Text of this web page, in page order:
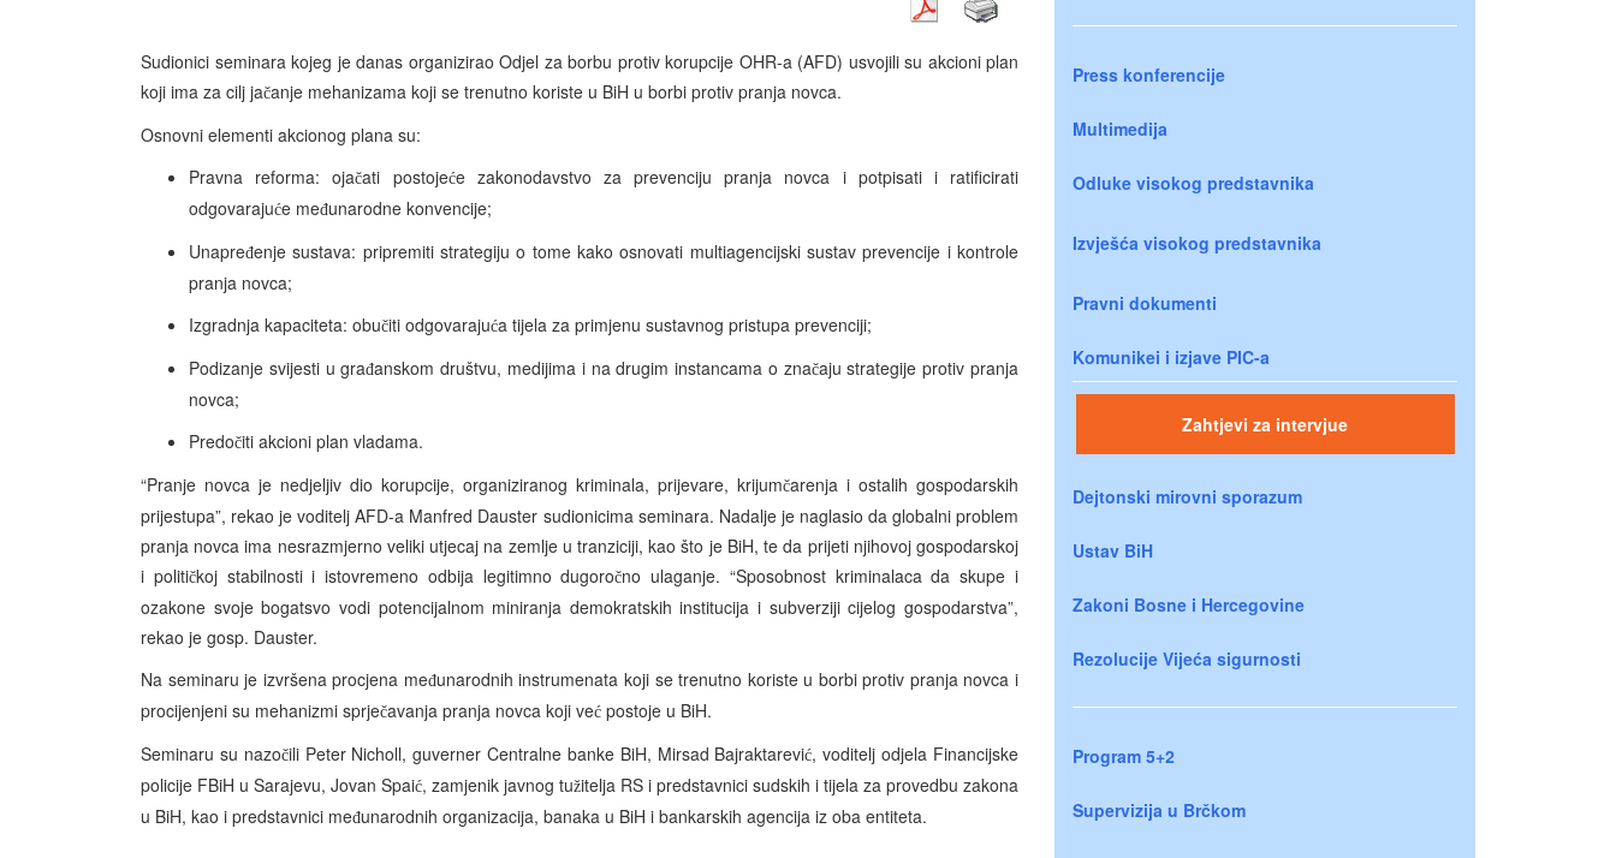
Sudionici seminara kojeg je danas organizirao Odjel za borbu protiv korupcije OHR-a (AFD) usvojili su akcioni plan
koji ima za cilj jačanje mehanizama koji se trenutno koriste u BiH u borbi protiv pranja novca.
Osnovni elementi akcionog plana su:
Pravna reforma: ojačati postojeće zakonodavstvo za prevenciju pranja novca i potpisati i ratificirati
odgovarajuće međunarodne konvencije;
Unapređenje sustava: pripremiti strategiju o tome kako osnovati multiagencijski sustav prevencije i kontrole
pranja novca;
Izgradnja kapaciteta: obučiti odgovarajuća tijela za primjenu sustavnog pristupa prevenciji;
Podizanje svijesti u građanskom društvu, medijima i na drugim instancama o značaju strategije protiv pranja
novca;
Predočiti akcioni plan vladama.
“Pranje novca je nedjeljiv dio korupcije, organiziranog kriminala, prijevare, krijumčarenja i ostalih gospodarskih
prijestupa”, rekao je voditelj AFD-a Manfred Dauster sudionicima seminara. Nadalje je naglasio da globalni problem
pranja novca ima nesrazmjerno veliki utjecaj na zemlje u tranziciji, kao što je BiH, te da prijeti njihovoj gospodarskoj
i političkoj stabilnosti i istovremeno odbija legitimno dugoročno ulaganje. “Sposobnost kriminalaca da skupe i
ozakone svoje bogatsvo vodi potencijalnom miniranja demokratskih institucija i subverziji cijelog gospodarstva”,
rekao je gosp. Dauster.
Na seminaru je izvršena procjena međunarodnih instrumenata koji se trenutno koriste u borbi protiv pranja novca i
procijenjeni su mehanizmi sprječavanja pranja novca koji već postoje u BiH.
Seminaru su nazočili Peter Nicholl, guverner Centralne banke BiH, Mirsad Bajraktarević, voditelj odjela Financijske
policije FBiH u Sarajevu, Jovan Spaić, zamjenik javnog tužitelja RS i predstavnici sudskih i tijela za provedbu zakona
u BiH, kao i predstavnici međunarodnih organizacija, banaka u BiH i bankarskih agencija iz oba entiteta.
Press konferencije
Multimedija
Odluke visokog predstavnika
Izvješća visokog predstavnika
Pravni dokumenti
Komunikei i izjave PIC-a
Zahtjevi za intervjue
Dejtonski mirovni sporazum
Ustav BiH
Zakoni Bosne i Hercegovine
Rezolucije Vijeća sigurnosti
Program 5+2
Supervizija u Brčkom